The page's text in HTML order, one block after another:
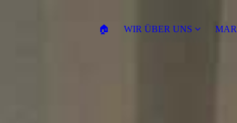
🏠 WIR ÜBER UNS